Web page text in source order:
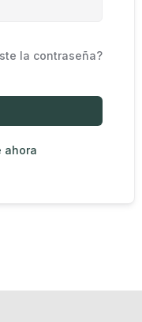
la contraseña?
ahora